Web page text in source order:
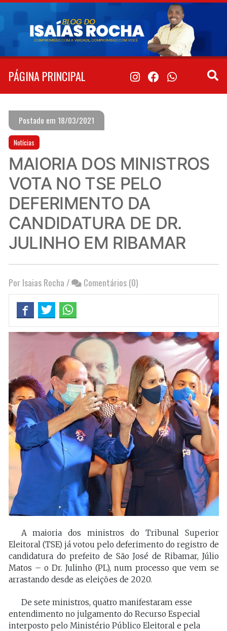
Pular
conteúdo
PÁGINA PRINCIPAL
Postado em 18/03/2021
Notícias
MAIORIA DOS MINISTROS
VOTA NO TSE PELO
DEFERIMENTO DA
CANDIDATURA DE DR.
JULINHO EM RIBAMAR
Por Isaias Rocha / Comentários (0)
A maioria dos ministros do Tribunal Superior
Eleitoral (TSE) já votou pelo deferimento do registro de
candidatura do prefeito de São José de Ribamar, Júlio
Matos – o Dr. Julinho (PL), num processo que vem se
arrastando desde as eleições de 2020.
De sete ministros, quatro manifestaram esse
entendimento no julgamento do Recurso Especial
interposto pelo Ministério Público Eleitoral e pela